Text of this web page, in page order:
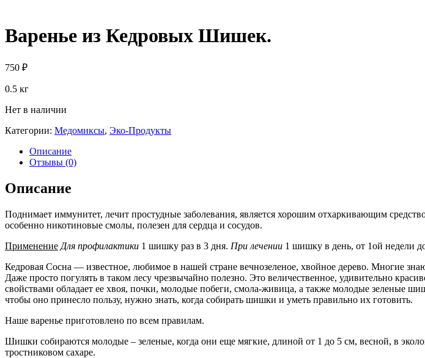
Варенье из Кедровых Шишек.
750 ₽
0.5 кг
Нет в наличии
Категории: Медомиксы, Эко-Продукты
Описание
Отзывы (0)
Описание
Поднимает иммунитет, лечит простудные заболевания, является хорошим отхаркивающим
особенно никотиновые смолы, полезен для сердца и сосудов.
Применение Для профилактики 1 шишку раз в 3 дня. При лечении 1 шишку в день, от 1ой недели
Кедровая Сосна — известное, любимое в нашей стране вечнозеленое, хвойное дерево. Многие
Даже просто погулять в таком лесу чрезвычайно полезно. Это величественное, удивительно
свойствами обладает ее хвоя, почки, молодые побеги, смола-живица, а также молодые зеленые
чтобы оно принесло пользу, нужно знать, когда собирать шишки и уметь правильно их готовить.
Наше варенье приготовлено по всем правилам.
Шишки собираются молодые – зеленые, когда они еще мягкие, длиной от 1 до 5 см, весной, в
тростниковом сахаре.